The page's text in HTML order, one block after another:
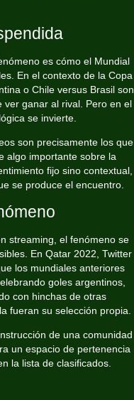
es cómo el Mundial
En el contexto de la Copa
o Chile versus Brasil son
ver ganar al rival. Pero en el
se invierte.
son precisamente los que
algo importante sobre la
fijo sino contextual,
se produce el encuentro.
streaming, el fenómeno se
En Qatar 2022, Twitter
los mundiales anteriores
goles argentinos,
con hinchas de otras
fueran su selección propia.
de una comunidad
un espacio de pertenencia
la lista de clasificados.